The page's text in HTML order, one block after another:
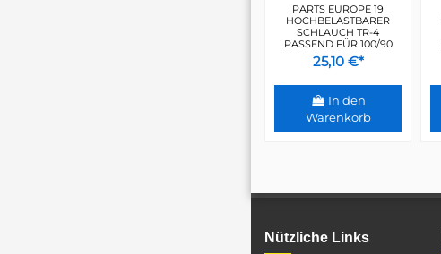
PARTS EUROPE 19
HOCHBELASTBARER
SCHLAUCH TR-4
PASSEND FÜR 100/90
25,10 €*
In den
Warenkorb
Nützliche Links